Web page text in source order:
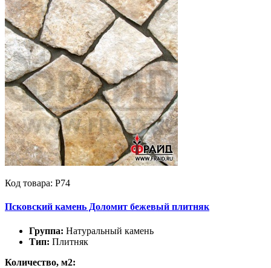
Код товара: Р74
Псковский камень Доломит бежевый плитняк
Группа: Натуральный камень
Тип: Плитняк
Количество, м2: